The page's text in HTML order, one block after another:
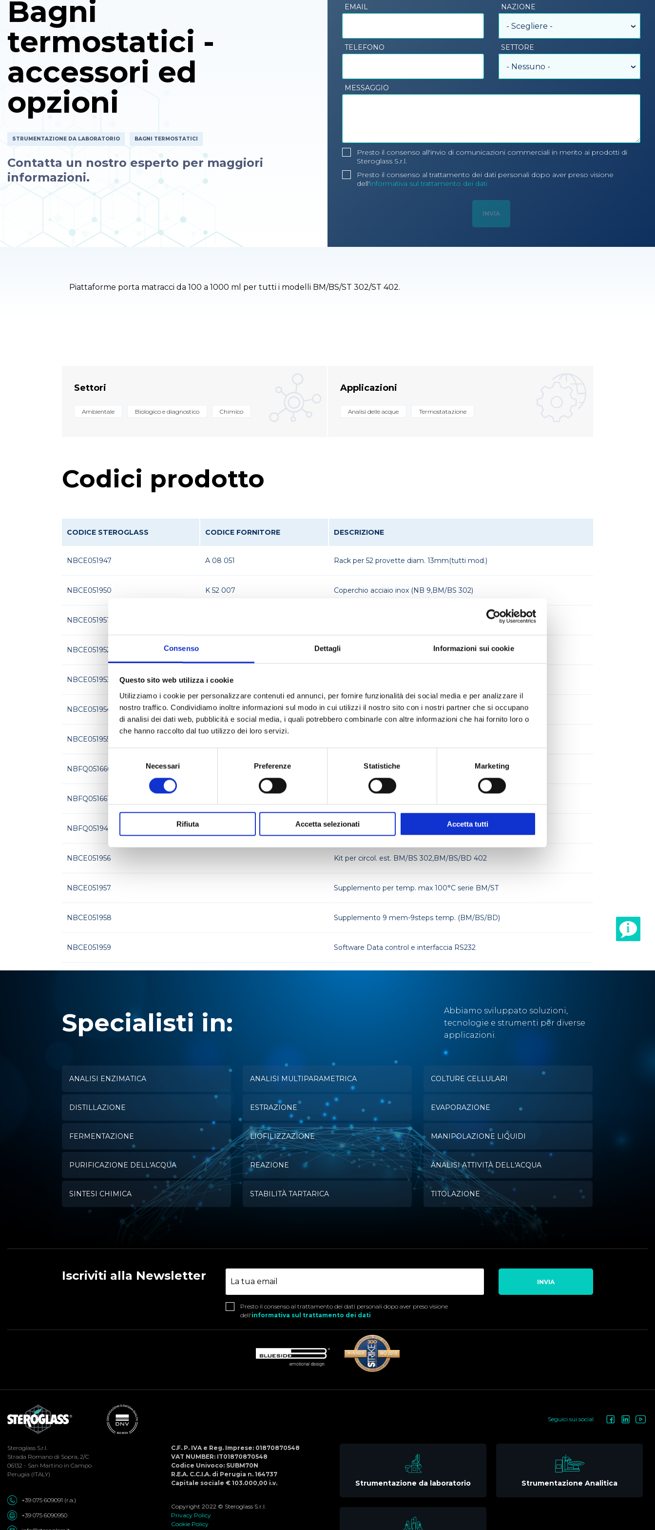
Consenso Dettagli Informazioni sui cookie
Questo sito web utilizza i cookie
Utilizziamo i cookie per personalizzare contenuti ed annunci, per fornire funzionalità dei social media e per analizzare il
nostro traffico. Condividiamo inoltre informazioni sul modo in cui utilizzi il nostro sito con i nostri partner che si occupano
di analisi dei dati web, pubblicità e social media, i quali potrebbero combinarle con altre informazioni che hai fornito loro o
che hanno raccolto dal tuo utilizzo dei loro servizi.
Necessari Preferenze Statistiche Marketing
Rifiuta Accetta selezionati Accetta tutti
Bagni
termostatici -
accessori ed
opzioni
STRUMENTAZIONE DA LABORATORIO BAGNI TERMOSTATICI
Contatta un nostro esperto per maggiori
informazioni.
EMAIL NAZIONE
- Scegliere -
TELEFONO SETTORE
- Nessuno -
MESSAGGIO
Presto il consenso all'invio di comunicazioni commerciali in merito ai prodotti di
Steroglass S.r.l.
Presto il consenso al trattamento dei dati personali dopo aver preso visione
dell'informativa sul trattamento dei dati
Piattaforme porta matracci da 100 a 1000 ml per tutti i modelli BM/BS/ST 302/ST 402.
Settori
Ambientale Biologico e diagnostico Chimico
Applicazioni
Analisi delle acque Termostatazione
Codici prodotto
CODICE STEROGLASS CODICE FORNITORE DESCRIZIONE
NBCE051947 A 08 051 Rack per 52 provette diam. 13mm(tutti mod.)
NBCE051950 K 52 007 Coperchio acciaio inox (NB 9,BM/BS 302)
NBCE051951
NBCE051952 Coperchio 4 fori Ø 95mm (NB 9,BM/BS 302)
NBCE051953 K 52 005
NBCE051954 K 52 006 Coperchio 6 fori Ø 95mm (NB 20, BM(BS 402)
NBCE051955
NBFQ051660 Rack per 27 provette diam. 18mm(tutti mod.)
NBFQ051661
NBFQ051949 Rack per 12 provette diam. 30mm(tutti mod.)
NBCE051956 Kit per circol. est. BM/BS 302,BM/BS/BD 402
NBCE051957 Supplemento per temp. max 100°C serie BM/ST
NBCE051958 Supplemento 9 mem-9steps temp. (BM/BS/BD)
NBCE051959 Software Data control e interfaccia RS232
Specialisti in:
Abbiamo sviluppato soluzioni,
tecnologie e strumenti per diverse
applicazioni.
ANALISI ENZIMATICA ANALISI MULTIPARAMETRICA COLTURE CELLULARI
DISTILLAZIONE ESTRAZIONE EVAPORAZIONE
FERMENTAZIONE LIOFILIZZAZIONE MANIPOLAZIONE LIQUIDI
PURIFICAZIONE DELL'ACQUA REAZIONE ANALISI ATTIVITÀ DELL'ACQUA
SINTESI CHIMICA STABILITÀ TARTARICA TITOLAZIONE
Iscriviti alla Newsletter
Presto il consenso al trattamento dei dati personali dopo aver preso visione
dell'informativa sul trattamento dei dati
INVIA
Menu
Seguici sui social
Steroglass S.r.l.
Strada Romano di Sopra, 2/C
06132 - San Martino in Campo
Perugia (ITALY)
+39 075 609091 (r.a.)
+39 075 6090950
C.F. P. IVA e Reg. Imprese: 01870870548
VAT NUMBER: IT01870870548
Codice Univoco: SUBM70N
R.E.A. C.C.I.A. di Perugia n. 164737
Capitale sociale € 103.000,00 i.v.
Copyright 2022 © Steroglass S.r.l.
Privacy Policy
Cookie Policy
Strumentazione da laboratorio Strumentazione Analitica